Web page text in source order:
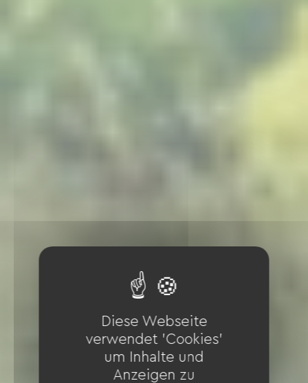
Diese Webseite
verwendet 'Cookies'
um Inhalte und
Anzeigen zu